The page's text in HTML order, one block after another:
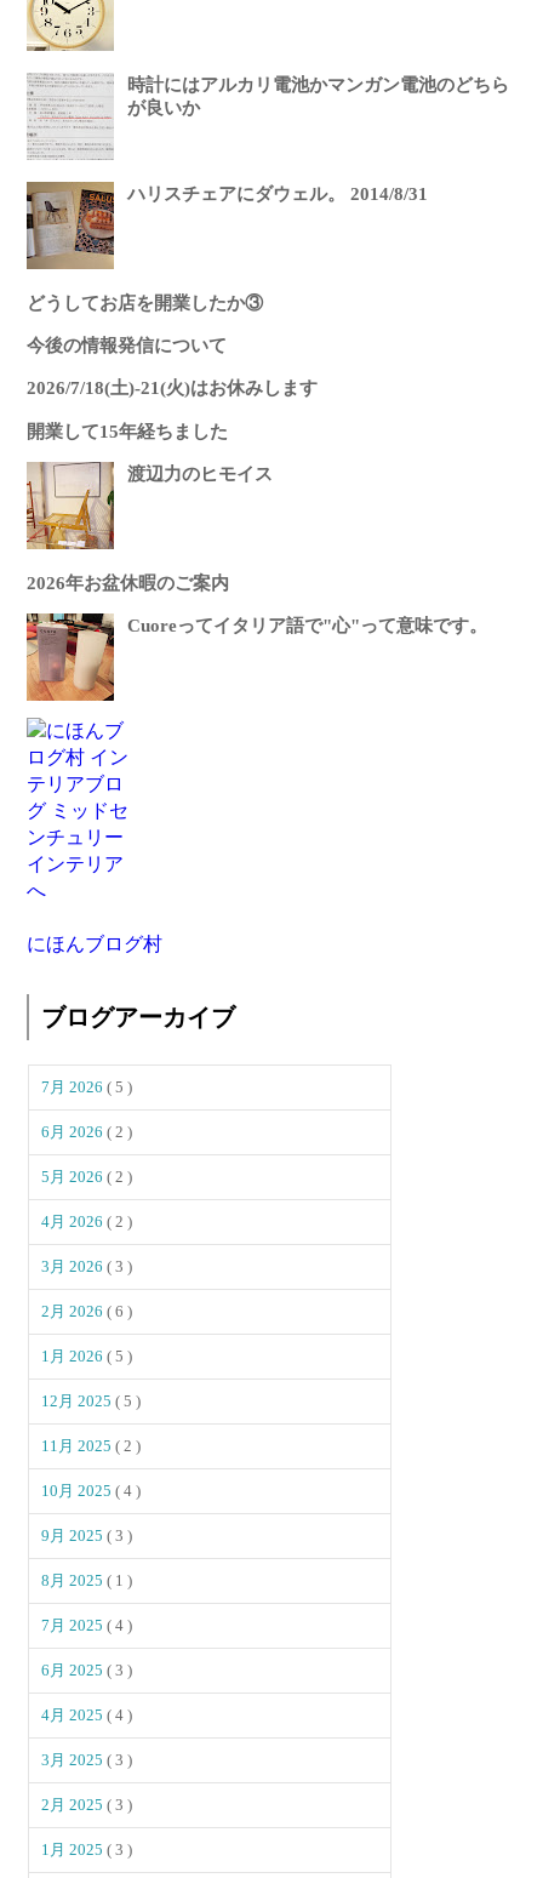
時計にはアルカリ電池かマンガン電池のどちら
が良いか
ハリスチェアにダウェル。 2014/8/31
どうしてお店を開業したか③
今後の情報発信について
2026/7/18(土)-21(火)はお休みします
開業して15年経ちました
渡辺力のヒモイス
2026年お盆休暇のご案内
Cuoreってイタリア語で"心"って意味です。
にほんブログ村
ブログアーカイブ
7月 2026( 5 )
6月 2026( 2 )
5月 2026( 2 )
4月 2026( 2 )
3月 2026( 3 )
2月 2026( 6 )
1月 2026( 5 )
12月 2025( 5 )
11月 2025( 2 )
10月 2025( 4 )
9月 2025( 3 )
8月 2025( 1 )
7月 2025( 4 )
6月 2025( 3 )
4月 2025( 4 )
3月 2025( 3 )
2月 2025( 3 )
1月 2025( 3 )